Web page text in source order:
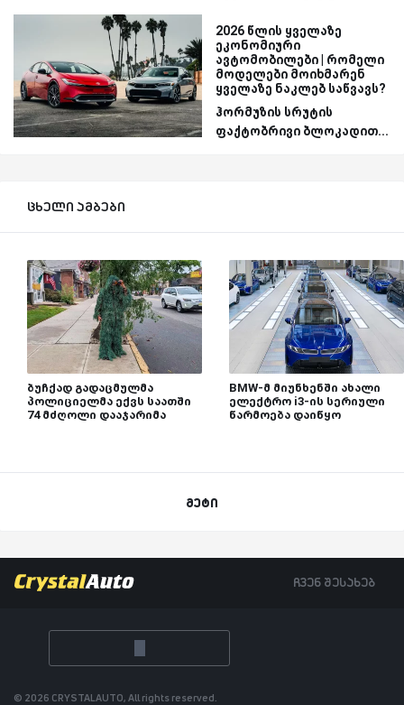
2026 წლის ყველაზე
ეკონომიური
ავტომობილები | რომელი
მოდელები მოიხმარენ
ყველაზე ნაკლებ საწვავს?
ჰორმუზის სრუტის
ფაქტობრივი ბლოკადით...
ცხელი ამბები
ბუჩქად გადაცმულმა
პოლიციელმა ექვს საათში
74 მძღოლი დააჯარიმა
BMW-მ მიუნხენში ახალი
ელექტრო i3-ის სერიული
წარმოება დაიწყო
მეტი
ჩვენ შესახებ
© 2026 CRYSTALAUTO, All rights reserved.